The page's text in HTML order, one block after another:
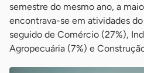
semestre do mesmo ano, a
encontrava-se em atividades
seguido de Comércio (27%),
Agropecuária (7%) e